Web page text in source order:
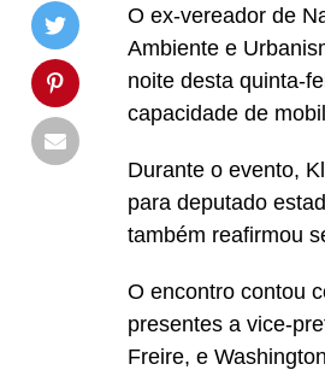
O ex-vereador de
Ambiente e
noite desta quinta-
capacidade de
Durante o evento,
para deputado
também reafirmou
O encontro contou
presentes a vice-
Freire, e